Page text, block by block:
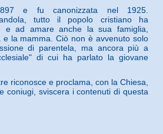
e fu canonizzata nel 1925.
tutto il popolo cristiano ha
e ad amare anche la sua famiglia,
e la mamma. Ciò non è avvenuto solo
di parentela, ma ancora più a
di cui ha parlato la giovane
riconosce e proclama, con la Chiesa,
coniugi, sviscera i contenuti di questa